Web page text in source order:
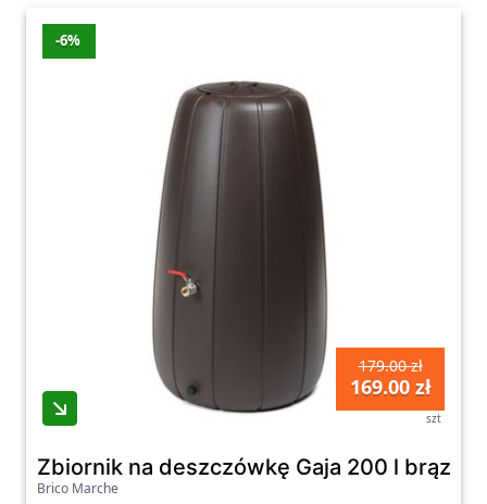
-6%
179.00 zł
169.00 zł
szt
Zbiornik na deszczówkę Gaja 200 l
Brico Marche